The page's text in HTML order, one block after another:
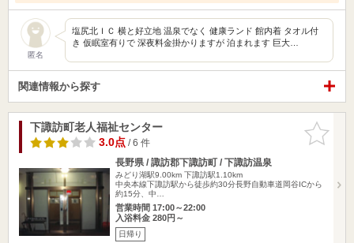
匿名
塩尻北ＩＣ 横と好立地 温泉でなく 健康ランド 館内着 タオル付
き 仮眠室有りで 深夜料金掛かりますが 泊まれます 巨大…
関連情報から探す
お気に入
りに追加
下諏訪町老人福祉センター
3.0点/ 6 件
長野県 / 諏訪郡下諏訪町 / 下諏訪温泉
みどり湖駅9.00km 下諏訪駅1.10km
中央本線下諏訪駅から徒歩約30分長野自動車道岡谷ICから
約15分、中…
営業時間 17:00～22:00
入浴料金 280円～
日帰り